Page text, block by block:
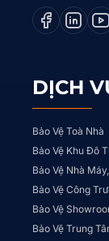
DỊCH
Bảo Vệ Toà Nhà
Bảo Vệ Khu Đô
Bảo Vệ Nhà
Bảo Vệ Công
Bảo Vệ
Bảo Vệ Trung